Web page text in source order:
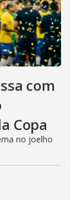
com
Copa
no joelho